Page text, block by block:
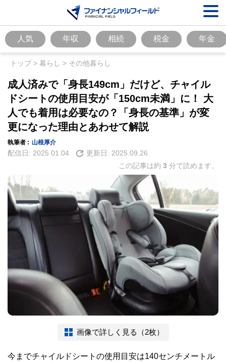
人気 年収 相続 税金 年金
トップ> 暮らし > その他暮らし
成人済みで「身長149cm」だけど、チャイル
ドシートの使用目安が「150cm未満」に！ 大
人でも着用は必要なの？「身長の基準」が変
更になった理由とあわせて解説
執筆者 : 山根厚介
配信日: 2025.01.04 更新日: 2025.09.26
この記事は約 3 分で読めます。
画像で詳しく見る（2枚）
今までチャイルドシートの使用目安は140センチメートル